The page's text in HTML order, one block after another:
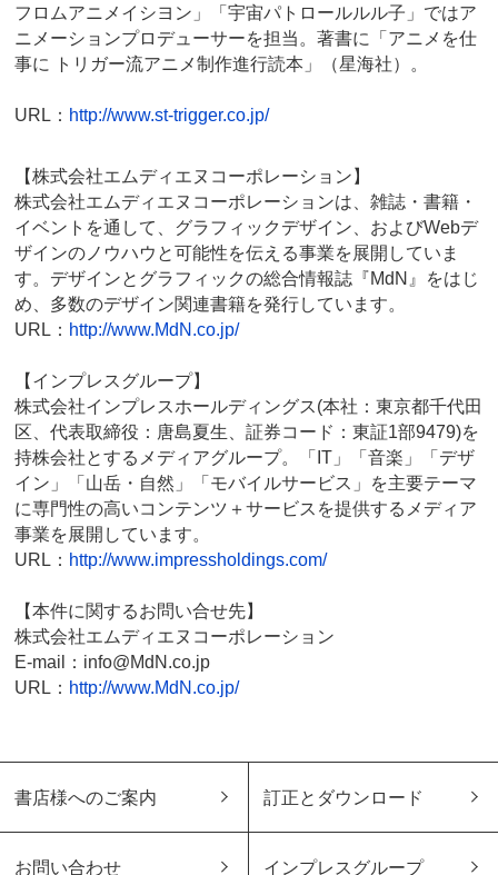
フロムアニメイシヨン」「宇宙パトロールルル子」ではア
ニメーションプロデューサーを担当。著書に「アニメを仕
事に トリガー流アニメ制作進行読本」（星海社）。
URL： http://www.st-trigger.co.jp/
【株式会社エムディエヌコーポレーション】
株式会社エムディエヌコーポレーションは、雑誌・書籍・
イベントを通して、グラフィックデザイン、およびWebデ
ザインのノウハウと可能性を伝える事業を展開していま
す。デザインとグラフィックの総合情報誌『MdN』をはじ
め、多数のデザイン関連書籍を発行しています。
URL： http://www.MdN.co.jp/
【インプレスグループ】
株式会社インプレスホールディングス(本社：東京都千代田
区、代表取締役：唐島夏生、証券コード：東証1部9479)を
持株会社とするメディアグループ。「IT」「音楽」「デザ
イン」「山岳・自然」「モバイルサービス」を主要テーマ
に専門性の高いコンテンツ＋サービスを提供するメディア
事業を展開しています。
URL： http://www.impressholdings.com/
【本件に関するお問い合せ先】
株式会社エムディエヌコーポレーション
E-mail：info@MdN.co.jp
URL： http://www.MdN.co.jp/
書店様へのご案内 訂正とダウンロード
お問い合わせ インプレスグループ